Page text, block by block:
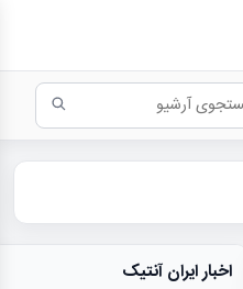
اخبار ایران آنتیک